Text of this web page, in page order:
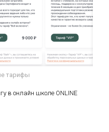
рекрутингу в онлайн
тарифы
в онлайн школе ONLINE